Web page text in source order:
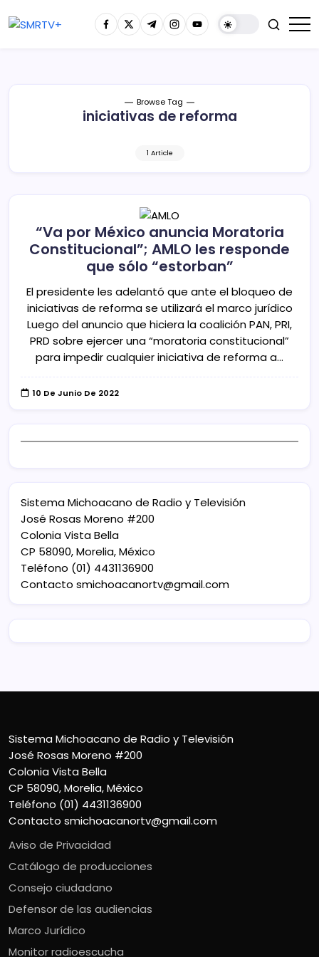
Browse Tag
iniciativas de reforma
1 Article
“Va por México anuncia Moratoria
Constitucional”; AMLO les responde
que sólo “estorban”
El presidente les adelantó que ante el bloqueo de
iniciativas de reforma se utilizará el marco jurídico
Luego del anuncio que hiciera la coalición PAN, PRI,
PRD sobre ejercer una “moratoria constitucional”
para impedir cualquier iniciativa de reforma a…
10 De Junio De 2022
Sistema Michoacano de Radio y Televisión
José Rosas Moreno #200
Colonia Vista Bella
CP 58090, Morelia, México
Teléfono (01) 4431136900
Contacto smichoacanortv@gmail.com
Sistema Michoacano de Radio y Televisión
José Rosas Moreno #200
Colonia Vista Bella
CP 58090, Morelia, México
Teléfono (01) 4431136900
Contacto smichoacanortv@gmail.com
Aviso de Privacidad
Catálogo de producciones
Consejo ciudadano
Defensor de las audiencias
Marco Jurídico
Monitor radioescucha